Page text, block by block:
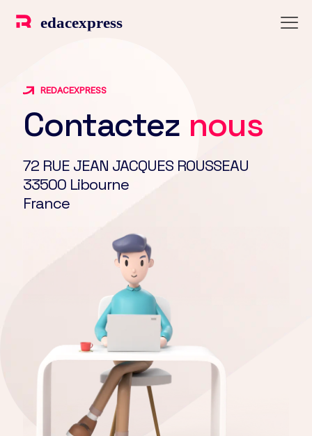
REDACEXPRESS
Contactez nous
72 RUE JEAN JACQUES ROUSSEAU
33500 Libourne
France